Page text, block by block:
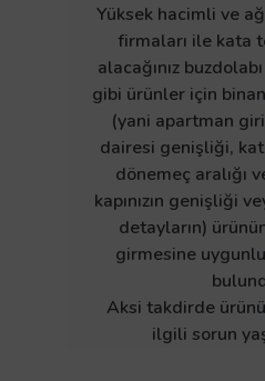
Yüksek hacimli ve
firmaları ile kata
alacağınız
gibi ürünler için
(yani apartman
dairesi genişliği,
dönemeç aralığı
kapınızın genişliği
detayların)
girmesine
Aksi takdirde
ilgili sorun